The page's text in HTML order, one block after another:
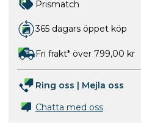
Prismatch
365 dagars öppet köp
Fri frakt* över 799,00 kr
Ring oss | Mejla oss
Chatta med oss